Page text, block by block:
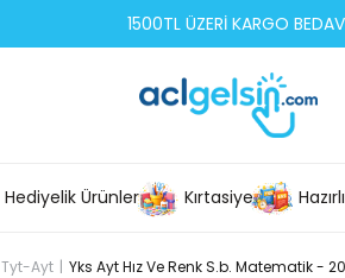
1500TL ÜZERİ KARGO
Hediyelik Ürünler Kırtasiye
Tyt-Ayt Yks Ayt Hız Ve Renk S.b. Matematik -